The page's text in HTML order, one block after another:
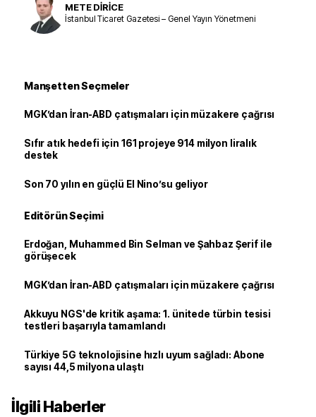
METE DİRİCE
İstanbul Ticaret Gazetesi – Genel Yayın Yönetmeni
Manşetten Seçmeler
MGK’dan İran-ABD çatışmaları için müzakere çağrısı
Sıfır atık hedefi için 161 projeye 914 milyon liralık
destek
Son 70 yılın en güçlü El Nino’su geliyor
Editörün Seçimi
Erdoğan, Muhammed Bin Selman ve Şahbaz Şerif ile
görüşecek
MGK’dan İran-ABD çatışmaları için müzakere çağrısı
Akkuyu NGS'de kritik aşama: 1. ünitede türbin tesisi
testleri başarıyla tamamlandı
Türkiye 5G teknolojisine hızlı uyum sağladı: Abone
sayısı 44,5 milyona ulaştı
İlgili Haberler